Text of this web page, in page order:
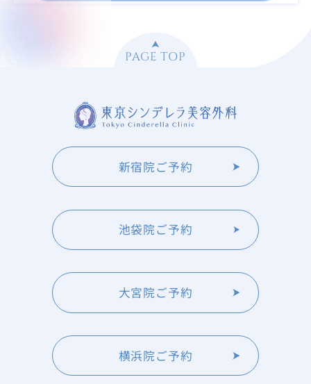
PAGE TOP
新宿院ご予約
池袋院ご予約
大宮院ご予約
横浜院ご予約